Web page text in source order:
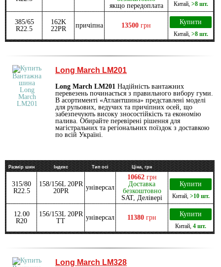
якщо передоплата
Китай, >8 шт.
385/65
R22.5
162K
22PR
причіпна 13500 грн Купити
Китай, >8 шт.
Long March LM201
Long March LM201 Надійність вантажних
перевезень починається з правильного вибору гуми.
В асортименті «Атлантшина» представлені моделі
для рульових, ведучих та причіпних осей, що
забезпечують високу зносостійкість та економію
палива. Обирайте перевірені рішення для
магістральних та регіональних поїздок з доставкою
по всій Україні.
Размір шин Індекс Тип осі Ціна, грн
315/80
R22.5
158/156L 20PR
20PR
універсал
10662 грн
Доставка
безкоштовно
SAT, Делівері
Купити
Китай, >10 шт.
12.00
R20
156/153L 20PR
TT
універсал 11380 грн Купити
Китай 4 шт.
Long March LM328